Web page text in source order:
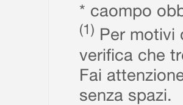
* caompo
(1) Per motivi
verifica che
Fai
senza spazi.